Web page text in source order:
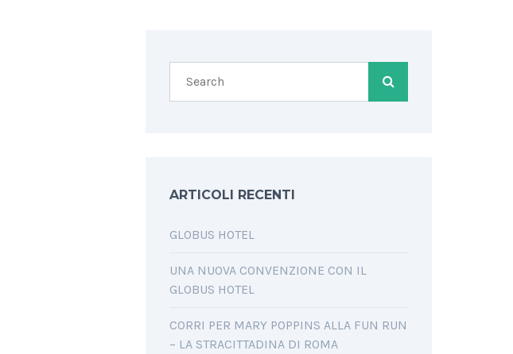
ARTICOLI RECENTI
GLOBUS HOTEL
UNA NUOVA CONVENZIONE CON IL
GLOBUS HOTEL
CORRI PER MARY POPPINS ALLA FUN RUN
– LA STRACITTADINA DI ROMA